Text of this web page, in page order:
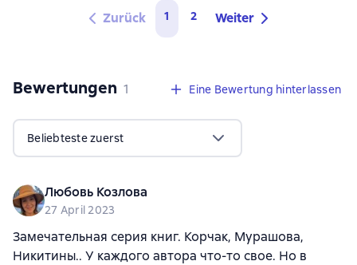
Zurück 1 2 Weiter
Bewertungen 1 Bewertung
1 Eine Bewertung hinterlassen
Beliebteste zuerst
Любовь Козлова
27 April 2023
Замечательная серия книг. Корчак, Мурашова,
Никитины.. У каждого автора что-то свое. Но в